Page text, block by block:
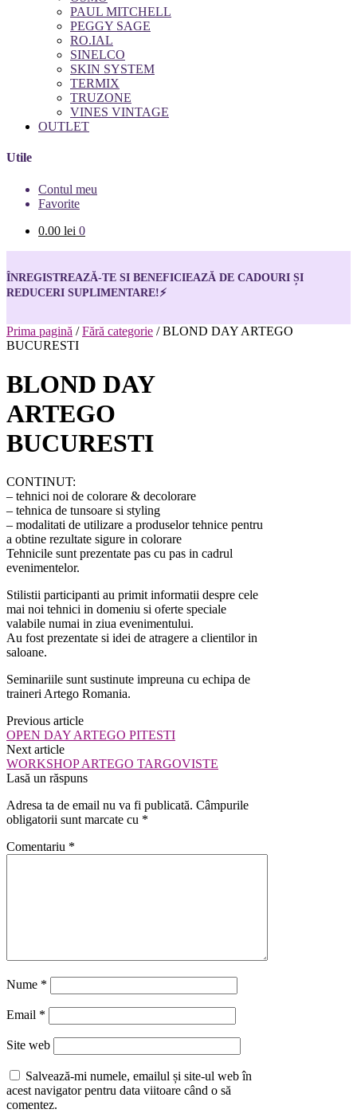
PAUL MITCHELL
PEGGY SAGE
RO.IAL
SINELCO
SKIN SYSTEM
TERMIX
TRUZONE
VINES VINTAGE
OUTLET
Utile
Contul meu
Favorite
0.00 lei 0
ÎNREGISTREAZĂ-TE SI BENEFICIEAZĂ DE CADOURI ȘI
REDUCERI SUPLIMENTARE!⚡
Prima pagină /Fără categorie /BLOND DAY ARTEGO
BUCURESTI
BLOND DAY
ARTEGO
BUCURESTI
CONTINUT:
– tehnici noi de colorare & decolorare
– tehnica de tunsoare si styling
– modalitati de utilizare a produselor tehnice pentru
a obtine rezultate sigure in colorare
Tehnicile sunt prezentate pas cu pas in cadrul
evenimentelor.
Stilistii participanti au primit informatii despre cele
mai noi tehnici in domeniu si oferte speciale
valabile numai in ziua evenimentului.
Au fost prezentate si idei de atragere a clientilor in
saloane.
Seminariile sunt sustinute impreuna cu echipa de
traineri Artego Romania.
Previous article
OPEN DAY ARTEGO PITESTI
Next article
WORKSHOP ARTEGO TARGOVISTE
Lasă un răspuns
Adresa ta de email nu va fi publicată. Câmpurile
obligatorii sunt marcate cu *
Comentariu *
Nume *
Email *
Site web
Salvează-mi numele, emailul și site-ul web în
acest navigator pentru data viitoare când o să
comentez.